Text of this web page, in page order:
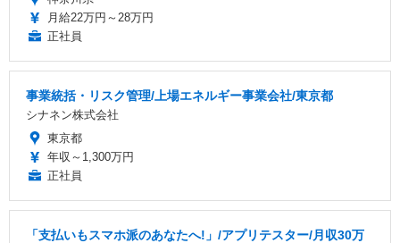
月給22万円～28万円
正社員
事業統括・リスク管理/上場エネルギー事業会社/東京都
シナネン株式会社
東京都
年収～1,300万円
正社員
「支払いもスマホ派のあなたへ!」/アプリテスター/月収30万